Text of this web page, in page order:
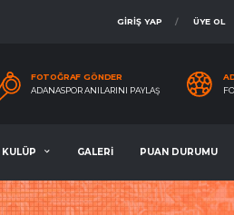
GİRİŞ YAP ÜYE OL
FOTOĞRAF GÖNDER
ADANASPOR ANILARINI PAYLAŞ
KULÜP GALERİ PUAN DURUMU